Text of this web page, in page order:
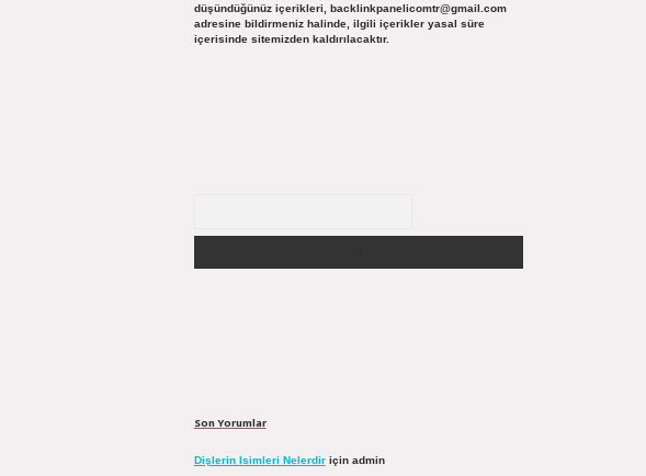
düşündüğünüz içerikleri, backlinkpanelicomtr@gmail.com
adresine bildirmeniz halinde, ilgili içerikler yasal süre
içerisinde sitemizden kaldırılacaktır.
Son Yorumlar
Dişlerin Isimleri Nelerdiriçin admin